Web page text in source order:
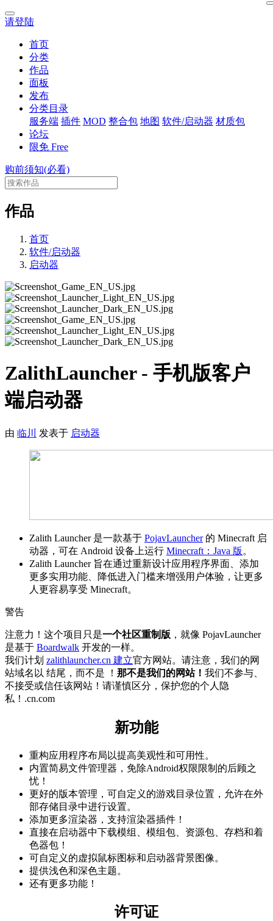
请登陆
首页
分类
作品
面板
发布
分类目录
服务端 插件 MOD 整合包 地图 软件/启动器 材质包
论坛
限免 Free
购前须知(必看)
作品
首页
软件/启动器
启动器
ZalithLauncher - 手机版客户
端启动器
由 临川 发表于 启动器
Zalith Launcher 是一款基于 PojavLauncher的 Minecraft 启
动器，可在 Android 设备上运行 Minecraft：Java 版 。
Zalith Launcher 旨在通过重新设计应用程序界面、添加
更多实用功能、降低进入门槛来增强用户体验，让更多
人更容易享受 Minecraft。
警告
注意力！这个项目只是一个社区重制版 ，就像 PojavLauncher
是基于 Boardwalk 开发的一样。
我们计划 zalithlauncher.cn 建立官方网站。请注意，我们的网
站域名以 结尾，而不是 ！ 那不是我们的网站！ 我们不参与、
不接受或信任该网站！请谨慎区分，保护您的个人隐
私！.cn.com
新功能
重构应用程序布局以提高美观性和可用性。
内置简易文件管理器，免除Android权限限制的后顾之
忧！
更好的版本管理，可自定义的游戏目录位置，允许在外
部存储目录中进行设置。
添加更多渲染器，支持渲染器插件！
直接在启动器中下载模组、模组包、资源包、存档和着
色器包！
可自定义的虚拟鼠标图标和启动器背景图像。
提供浅色和深色主题。
还有更多功能！
许可证